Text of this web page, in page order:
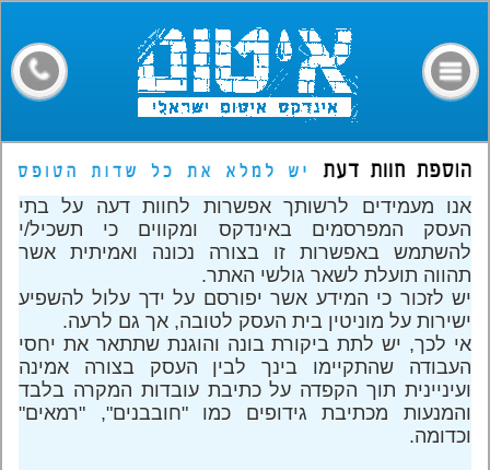
אנו מעמידים לרשותך אפשרות לחוות דעה על בתי
העסק המפרסמים באינדקס ומקווים כי תשכיל/י
להשתמש באפשרות זו בצורה נכונה ואמיתית אשר
תהווה תועלת לשאר גולשי האתר.
יש לזכור כי המידע אשר יפורסם על ידך עלול להשפיע
ישירות על מוניטין בית העסק לטובה, אך גם לרעה.
אי לכך, יש לתת ביקורת בונה והוגנת שתתאר את יחסי
העבודה שהתקיימו בינך לבין העסק בצורה אמינה
ועיניינית תוך הקפדה על כתיבת עובדות המקרה בלבד
והמנעות מכתיבת גידופים כמו "חובבנים", "רמאים"
וכדומה.
קבלני איטום
חומרים
מאמרים
פורום
צרו קשר